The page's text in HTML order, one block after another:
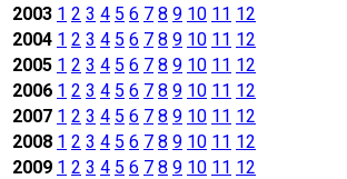
2003 1 2 3 4 5 6 7 8 9 10 11 12
2004 1 2 3 4 5 6 7 8 9 10 11 12
2005 1 2 3 4 5 6 7 8 9 10 11 12
2006 1 2 3 4 5 6 7 8 9 10 11 12
2007 1 2 3 4 5 6 7 8 9 10 11 12
2008 1 2 3 4 5 6 7 8 9 10 11 12
2009 1 2 3 4 5 6 7 8 9 10 11 12